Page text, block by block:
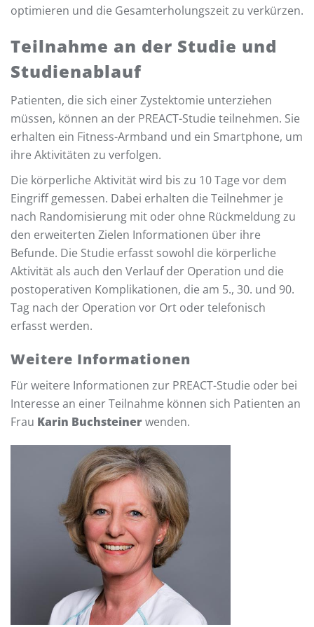
optimieren und die Gesamterholungszeit zu verkürzen.
Teilnahme an der Studie und
Studienablauf
Patienten, die sich einer Zystektomie unterziehen
müssen, können an der PREACT-Studie teilnehmen. Sie
erhalten ein Fitness-Armband und ein Smartphone, um
ihre Aktivitäten zu verfolgen.
Die körperliche Aktivität wird bis zu 10 Tage vor dem
Eingriff gemessen. Dabei erhalten die Teilnehmer je
nach Randomisierung mit oder ohne Rückmeldung zu
den erweiterten Zielen Informationen über ihre
Befunde. Die Studie erfasst sowohl die körperliche
Aktivität als auch den Verlauf der Operation und die
postoperativen Komplikationen, die am 5., 30. und 90.
Tag nach der Operation vor Ort oder telefonisch
erfasst werden.
Weitere Informationen
Für weitere Informationen zur PREACT-Studie oder bei
Interesse an einer Teilnahme können sich Patienten an
Frau Karin Buchsteinerwenden.